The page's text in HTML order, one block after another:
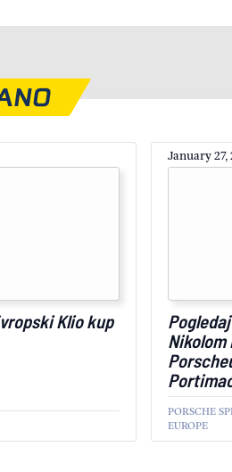
Klio kup
January 27,
Nikolom
PORSCHE
EUROPE